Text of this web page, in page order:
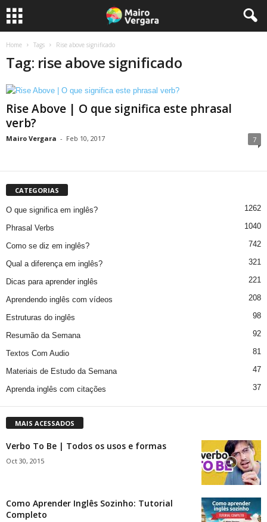
Home Tags Rise above significado
Tag: rise above significado
Rise Above | O que significa este phrasal
verb?
Mairo Vergara - Feb 10, 2017 7
CATEGORIAS
O que significa em inglês? 1262
Phrasal Verbs 1040
Como se diz em inglês? 742
Qual a diferença em inglês? 321
Dicas para aprender inglês 221
Aprendendo inglês com vídeos 208
Estruturas do inglês 98
Resumão da Semana 92
Textos Com Audio 81
Materiais de Estudo da Semana 47
Aprenda inglês com citações 37
MAIS ACESSADOS
Verbo To Be | Todos os usos e formas
Oct 30, 2015
Como Aprender Inglês Sozinho: Tutorial
Completo